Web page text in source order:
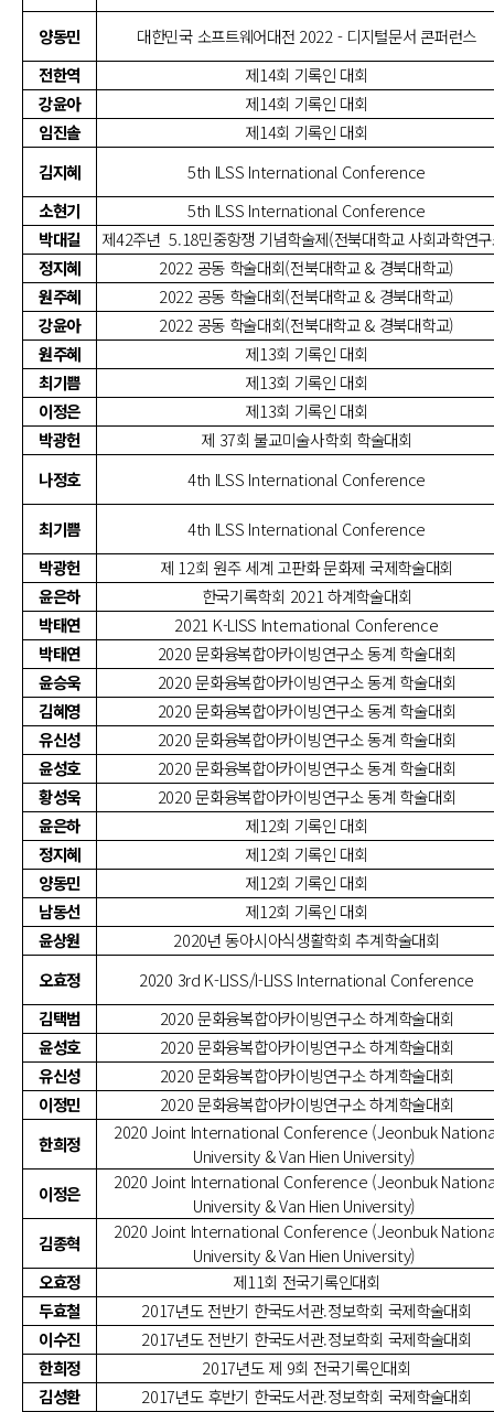
양동민
대한민국 소프트웨어대전 2022 - 디지털문서 콘퍼런스
전한역
제14회 기록인 대회
강윤아
제14회 기록인 대회
임진솔
제14회 기록인 대회
김지혜
5th ILSS International Conference
소현기
5th ILSS International Conference
박대길
제42주년 5.18민중항쟁 기념학술제(전북대학교 사회과학연
정지혜
2022 공동 학술대회(전북대학교 & 경북대학교)
원주혜
2022 공동 학술대회(전북대학교 & 경북대학교)
강윤아
2022 공동 학술대회(전북대학교 & 경북대학교)
원주혜
제13회 기록인 대회
최기쁨
제13회 기록인 대회
이정은
제13회 기록인 대회
박광헌
제 37회 불교미술사학회 학술대회
나정호
4th ILSS International Conference
최기쁨
4th ILSS International Conference
박광헌
제 12회 원주 세계 고판화 문화제 국제학술대회
윤은하
한국기록학회 2021 하계학술대회
박태연
2021 K-LISS International Conference
박태연
2020 문화융복합아카이빙연구소 동계 학술대회
윤승욱
2020 문화융복합아카이빙연구소 동계 학술대회
김혜영
2020 문화융복합아카이빙연구소 동계 학술대회
유신성
2020 문화융복합아카이빙연구소 동계 학술대회
윤성호
2020 문화융복합아카이빙연구소 동계 학술대회
황성욱
2020 문화융복합아카이빙연구소 동계 학술대회
윤은하
제12회 기록인 대회
정지혜
제12회 기록인 대회
양동민
제12회 기록인 대회
남동선
제12회 기록인 대회
윤상원
2020년 동아시아식생활학회 추계학술대회
오효정
2020 3rd K-LISS/I-LISS International Conference
김택범
2020 문화융복합아카이빙연구소 하계학술대회
윤성호
2020 문화융복합아카이빙연구소 하계학술대회
유신성
2020 문화융복합아카이빙연구소 하계학술대회
이정민
2020 문화융복합아카이빙연구소 하계학술대회
한희정
2020 Joint International Conference (Jeonbuk
University & Van Hien University)
이정은
2020 Joint International Conference (Jeonbuk
University & Van Hien University)
김종혁
2020 Joint International Conference (Jeonbuk
University & Van Hien University)
오효정
제11회 전국기록인대회
두효철
2017년도 전반기 한국도서관.정보학회 국제학술대회
이수진
2017년도 전반기 한국도서관.정보학회 국제학술대회
한희정
2017년도 제 9회 전국기록인대회
김성환
2017년도 후반기 한국도서관.정보학회 국제학술대회